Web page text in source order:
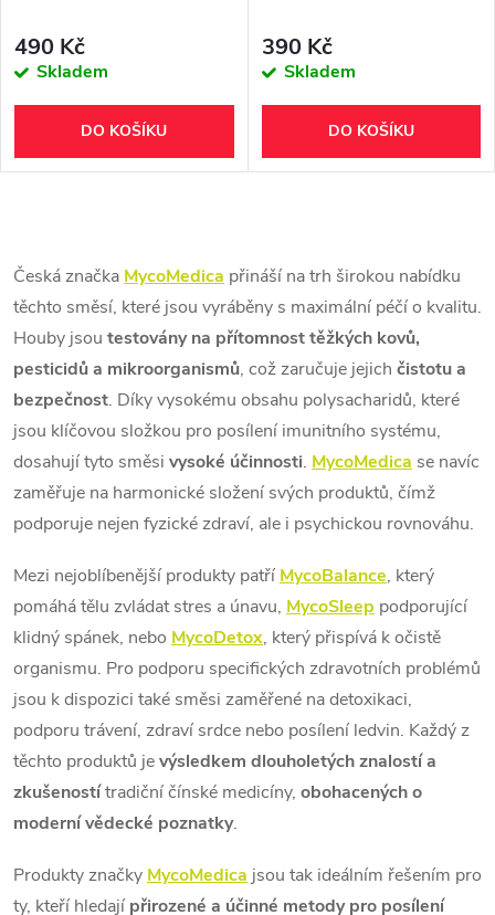
490 Kč
Skladem
DO KOŠÍKU
390 Kč
Skladem
DO KOŠÍKU
Česká značkaMycoMedica přináší na trh širokou nabídku
těchto směsí, které jsou vyráběny s maximální péčí o kvalitu.
Houby jsou testovány na přítomnost těžkých kovů,
pesticidů a mikroorganismů, což zaručuje jejich čistotu a
bezpečnost. Díky vysokému obsahu polysacharidů, které
jsou klíčovou složkou pro posílení imunitního systému,
dosahují tyto směsi vysoké účinnosti. MycoMedica se navíc
zaměřuje na harmonické složení svých produktů, čímž
podporuje nejen fyzické zdraví, ale i psychickou rovnováhu.
Mezi nejoblíbenější produkty patříMycoBalance, který
pomáhá tělu zvládat stres a únavu, MycoSleep podporující
klidný spánek, nebo MycoDetox, který přispívá k očistě
organismu. Pro podporu specifických zdravotních problémů
jsou k dispozici také směsi zaměřené na detoxikaci,
podporu trávení, zdraví srdce nebo posílení ledvin. Každý z
těchto produktů jevýsledkem dlouholetých znalostí a
zkušenostítradiční čínské medicíny, obohacených o
moderní vědecké poznatky.
Produkty značkyMycoMedicajsou tak ideálním řešením pro
ty, kteří hledají přirozené a účinné metody pro posílení